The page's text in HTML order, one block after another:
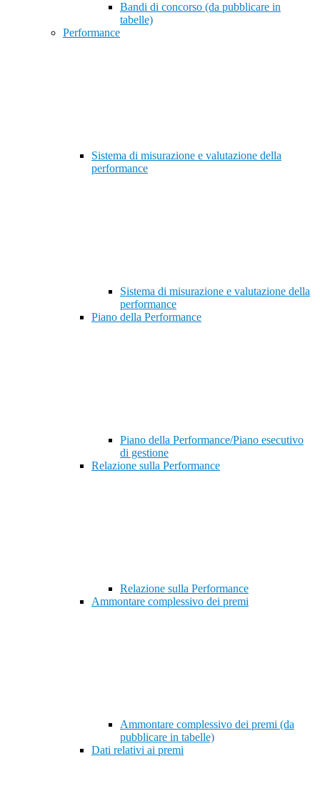
Bandi di concorso (da pubblicare in
tabelle)
Performance
Sistema di misurazione e valutazione della
performance
Sistema di misurazione e valutazione della
performance
Piano della Performance
Piano della Performance/Piano esecutivo
di gestione
Relazione sulla Performance
Relazione sulla Performance
Ammontare complessivo dei premi
Ammontare complessivo dei premi (da
pubblicare in tabelle)
Dati relativi ai premi